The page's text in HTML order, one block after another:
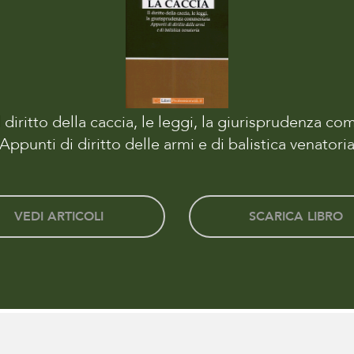
diritto della caccia, le leggi, la giurisprudenza
Appunti di diritto delle armi e di balistica venatoria
VEDI ARTICOLI SCARICA LIBRO